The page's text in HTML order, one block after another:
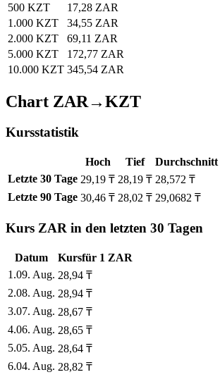
500 KZT
17,28 ZAR
1.000 KZT
34,55 ZAR
2.000 KZT
69,11 ZAR
5.000 KZT
172,77 ZAR
10.000 KZT 345,54 ZAR
Chart ZAR→KZT
Kursstatistik
Hoch Tief Durchschnitt
Letzte 30 Tage 29,19 ₸ 28,19 ₸ 28,572 ₸
Letzte 90 Tage 30,46 ₸ 28,02 ₸ 29,0682 ₸
Kurs ZAR in den letzten 30 Tagen
Datum Kursfür 1 ZAR
1 .09. Aug. 28,94 ₸
2.08. Aug. 28,94 ₸
3.07. Aug. 28,67 ₸
4.06. Aug. 28,65 ₸
5.05. Aug. 28,64 ₸
6.04. Aug. 28,82 ₸